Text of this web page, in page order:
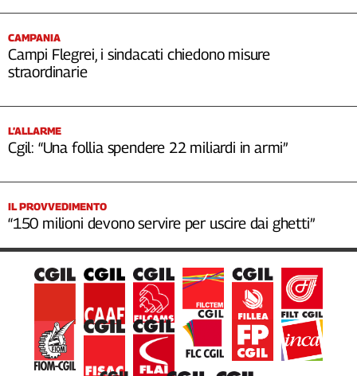
CAMPANIA
Campi Flegrei, i sindacati chiedono misure
straordinarie
L’ALLARME
Cgil: “Una follia spendere 22 miliardi in armi”
IL PROVVEDIMENTO
“150 milioni devono servire per uscire dai ghetti”